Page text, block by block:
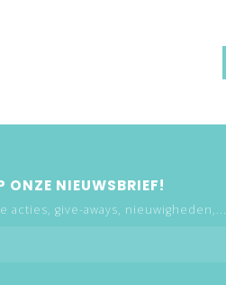
NIEUWSBRIEF!
give-aways, nieuwigheden,...